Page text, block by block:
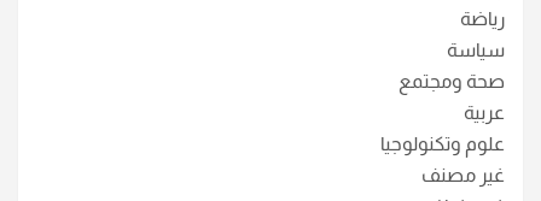
رياضة
سياسة
صحة ومجتمع
عربية
علوم وتكنولوجيا
غير مصنف